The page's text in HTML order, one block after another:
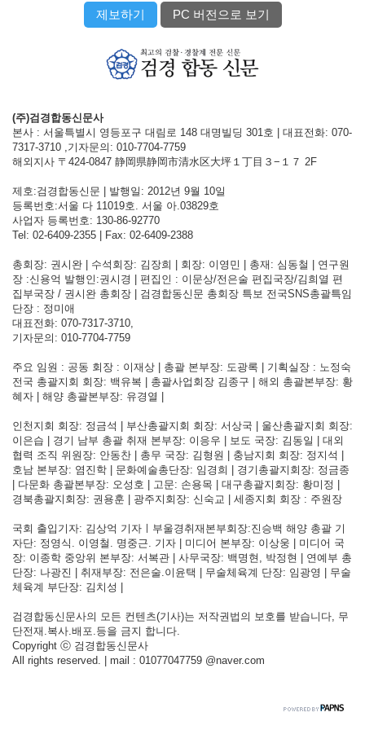
제보하기 PC 버전으로 보기
(주)검경합동신문사
본사 : 서울특별시 영등포구 대림로 148 대명빌딩 301호 | 대표전화: 070-
7317-3710 ,기자문의: 010-7704-7759
해외지사 〒424-0847 静岡県静岡市清水区大坪１丁目３−１７ 2F
제호:검경합동신문 | 발행일: 2012년 9월 10일
등록번호:서울 다 11019호. 서울 아.03829호
사업자 등록번호: 130-86-92770
Tel: 02-6409-2355 | Fax: 02-6409-2388
총회장: 권시완 | 수석회장: 김장희 | 회장: 이영민 | 총재: 심동철 | 연구원
장 :신용억 발행인:권시경 | 편집인 : 이문상/전은술 편집국장/김희열 편
집부국장 / 권시완 총회장 | 검경합동신문 총회장 특보 전국SNS총괄특임
단장 : 정미애
대표전화: 070-7317-3710,
기자문의: 010-7704-7759
주요 임원 : 공동 회장 : 이재상 | 총괄 본부장: 도광록 | 기획실장 : 노정숙
전국 총괄지회 회장: 백유복 | 총괄사업회장 김종구 | 해외 총괄본부장: 황
혜자 | 해양 총괄본부장: 유경열 |
인천지회 회장: 정금석 | 부산총괄지회 회장: 서상국 | 울산총괄지회 회장:
이은습 | 경기 남부 총괄 취재 본부장: 이응우 | 보도 국장: 김동일 | 대외
협력 조직 위원장: 안동찬 | 총무 국장: 김형원 | 충남지회 회장: 정지석 |
호남 본부장: 염진학 | 문화예술총단장: 임경희 | 경기총괄지회장: 정금종
| 다문화 총괄본부장: 오성호 | 고문: 손용목 | 대구총괄지회장: 황미정 |
경북총괄지회장: 권용훈 | 광주지회장: 신숙교 | 세종지회 회장 : 주원장
국회 출입기자: 김상억 기자ㅣ부울경취재본부회장:진승백 해양 총괄 기
자단: 정영식. 이영철. 명중근. 기자 | 미디어 본부장: 이상웅 | 미디어 국
장: 이종학 중앙위 본부장: 서복관 | 사무국장: 백명현, 박정현 | 연예부 총
단장: 나광진 | 취재부장: 전은술.이윤택 | 무술체육계 단장: 임광영 | 무술
체육계 부단장: 김치성 |
검경합동신문사의 모든 컨텐츠(기사)는 저작권법의 보호를 받습니다, 무
단전재.복사.배포.등을 금지 합니다.
Copyright ⓒ 검경합동신문사
All rights reserved. | mail : 01077047759 @naver.com